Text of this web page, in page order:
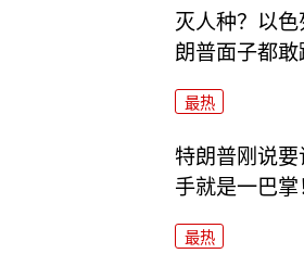
灭人种？以
朗普面子都敢
最热
特朗普刚说
手就是一巴掌
最热